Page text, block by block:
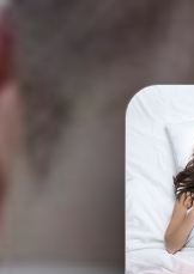
Minha Lista
Pesquisar